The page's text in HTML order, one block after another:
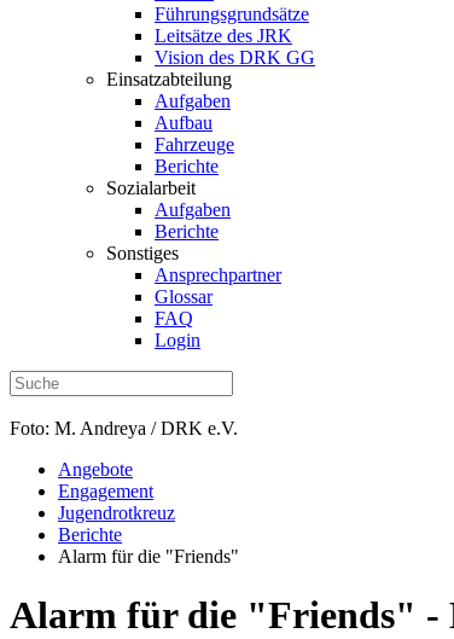
Führungsgrundsätze
Leitsätze des JRK
Vision des DRK GG
Einsatzabteilung
Aufgaben
Aufbau
Fahrzeuge
Berichte
Sozialarbeit
Aufgaben
Berichte
Sonstiges
Ansprechpartner
Glossar
FAQ
Login
Foto: M. Andreya / DRK e.V.
Angebote
Engagement
Jugendrotkreuz
Berichte
Alarm für die "Friends"
Alarm für die "Friends" -